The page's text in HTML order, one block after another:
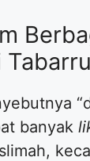
banyak